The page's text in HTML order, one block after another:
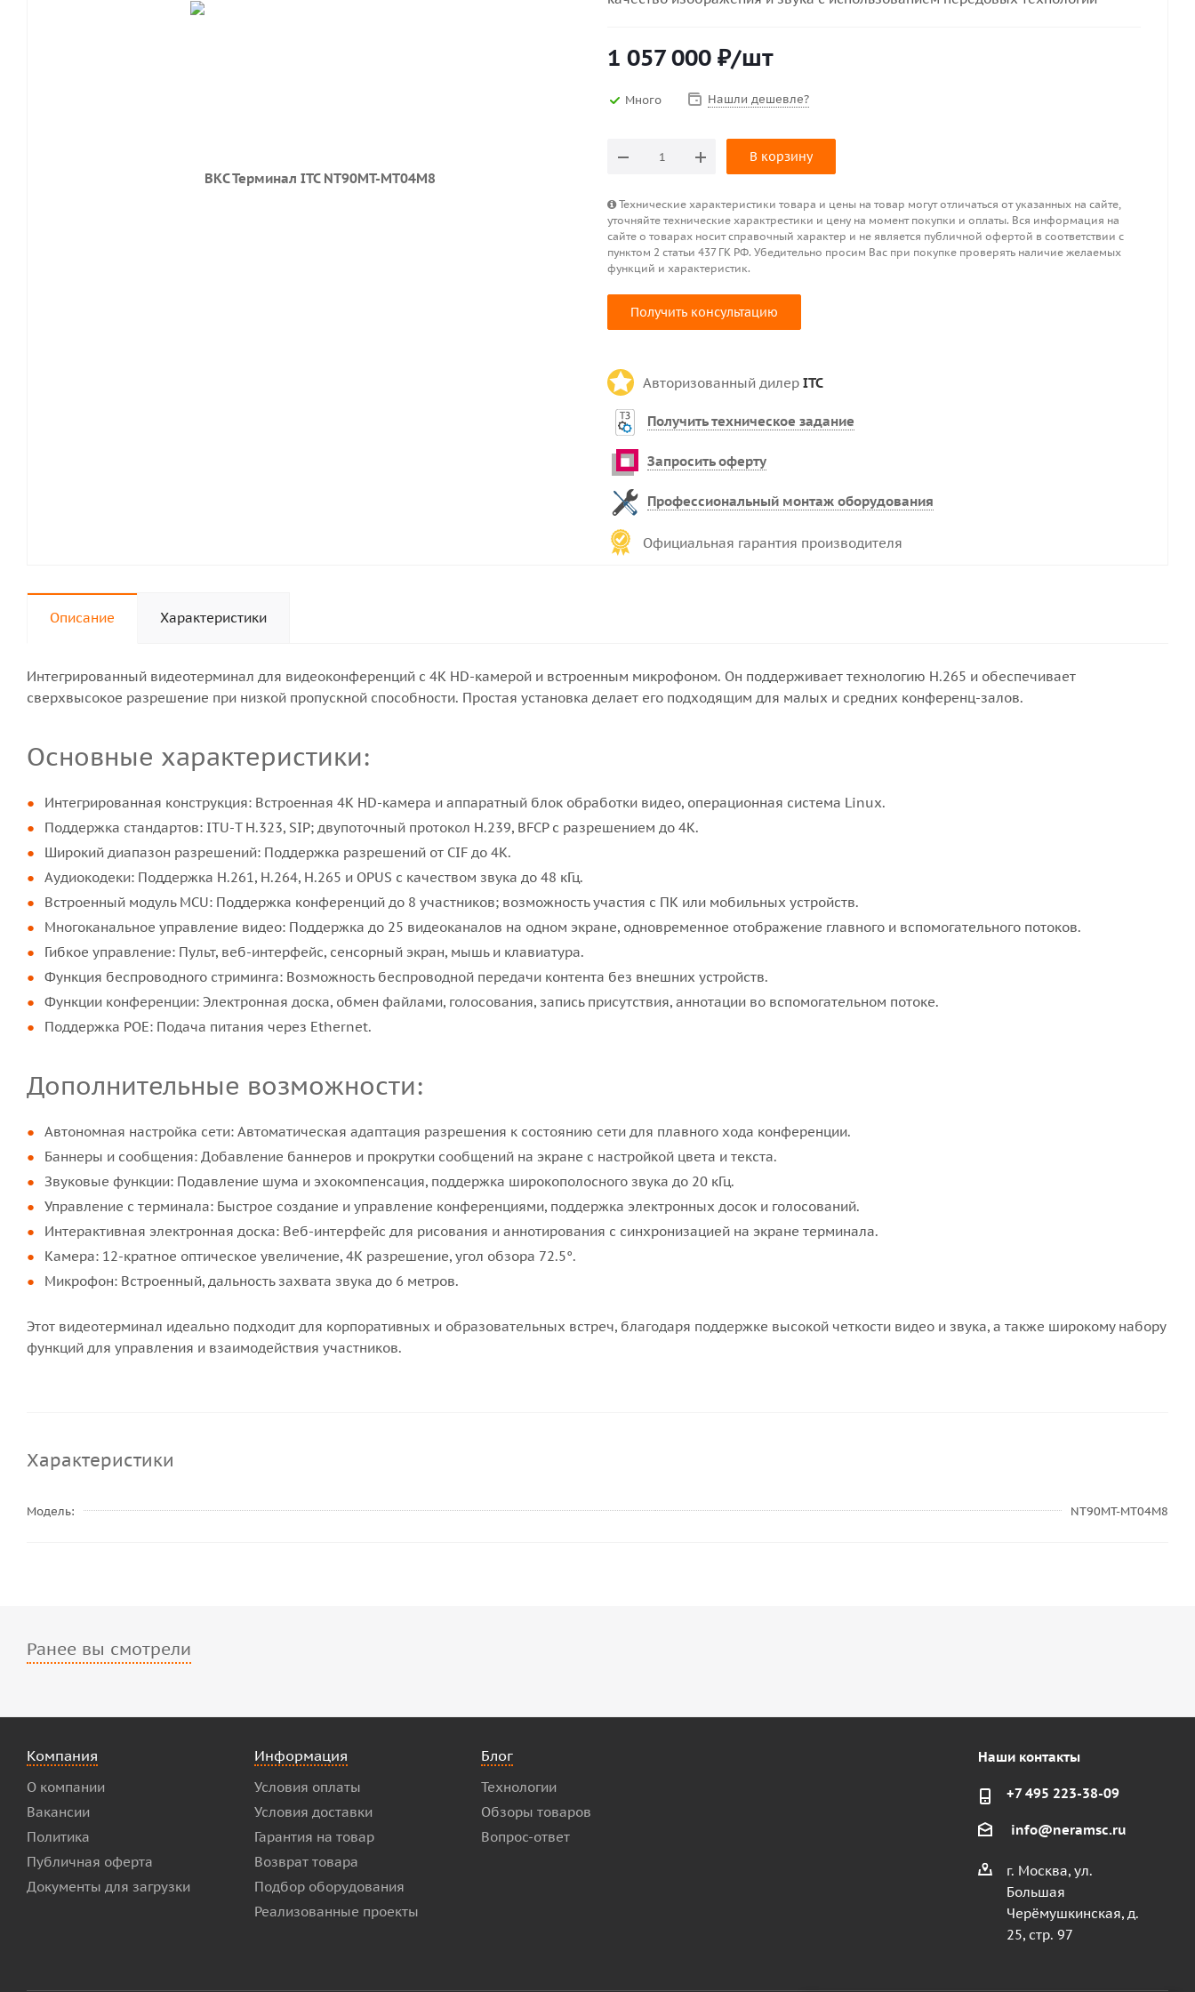
1 057 000 ₽/шт
Много Нашли дешевле?
В корзину
Технические характеристики товара и цены на товар могут отличаться от указанных на сайте,
уточняйте технические характрестики и цену на момент покупки и оплаты. Вся информация на
сайте о товарах носит справочный характер и не является публичной офертой в соответствии с
пунктом 2 статьи 437 ГК РФ. Убедительно просим Вас при покупке проверять наличие желаемых
функций и характеристик.
Получить консультацию
Авторизованный дилер ITC
Получить техническое задание
Запросить оферту
Профессиональный монтаж оборудования
Официальная гарантия производителя
Описание Характеристики
Интегрированный видеотерминал для видеоконференций с 4K HD-камерой и встроенным микрофоном. Он поддерживает технологию H.265 и обеспечивает
сверхвысокое разрешение при низкой пропускной способности. Простая установка делает его подходящим для малых и средних конференц-залов.
Основные характеристики:
Интегрированная конструкция: Встроенная 4K HD-камера и аппаратный блок обработки видео, операционная система Linux.
Поддержка стандартов: ITU-T H.323, SIP; двупоточный протокол H.239, BFCP с разрешением до 4K.
Широкий диапазон разрешений: Поддержка разрешений от CIF до 4K.
Аудиокодеки: Поддержка H.261, H.264, H.265 и OPUS с качеством звука до 48 кГц.
Встроенный модуль MCU: Поддержка конференций до 8 участников; возможность участия с ПК или мобильных устройств.
Многоканальное управление видео: Поддержка до 25 видеоканалов на одном экране, одновременное отображение главного и вспомогательного потоков.
Гибкое управление: Пульт, веб-интерфейс, сенсорный экран, мышь и клавиатура.
Функция беспроводного стриминга: Возможность беспроводной передачи контента без внешних устройств.
Функции конференции: Электронная доска, обмен файлами, голосования, запись присутствия, аннотации во вспомогательном потоке.
Поддержка POE: Подача питания через Ethernet.
Дополнительные возможности:
Автономная настройка сети: Автоматическая адаптация разрешения к состоянию сети для плавного хода конференции.
Баннеры и сообщения: Добавление баннеров и прокрутки сообщений на экране с настройкой цвета и текста.
Звуковые функции: Подавление шума и эхокомпенсация, поддержка широкополосного звука до 20 кГц.
Управление с терминала: Быстрое создание и управление конференциями, поддержка электронных досок и голосований.
Интерактивная электронная доска: Веб-интерфейс для рисования и аннотирования с синхронизацией на экране терминала.
Камера: 12-кратное оптическое увеличение, 4K разрешение, угол обзора 72.5°.
Микрофон: Встроенный, дальность захвата звука до 6 метров.
Этот видеотерминал идеально подходит для корпоративных и образовательных встреч, благодаря поддержке высокой четкости видео и звука, а также широкому набору
функций для управления и взаимодействия участников.
Характеристики
Модель NT90MT-MT04M8
Ранее вы смотрели
Компания
О компании
Вакансии
Политика
Публичная оферта
Документы для загрузки
Информация
Условия оплаты
Условия доставки
Гарантия на товар
Возврат товара
Подбор оборудования
Реализованные проекты
Блог
Технологии
Обзоры товаров
Вопрос-ответ
Наши контакты
+7 495 223-38-09
info@neramsc.ru
г. Москва, ул.
Большая
Черёмушкинская, д.
25, стр. 97